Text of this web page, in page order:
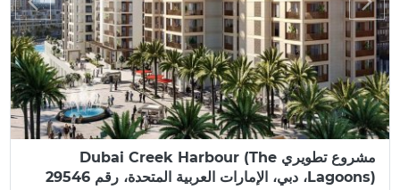
مشروع تطويري Dubai Creek Harbour (The
Lagoons)، دبي، الإمارات العربية المتحدة، رقم 29546